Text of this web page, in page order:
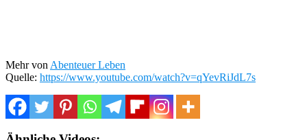
Mehr von Abenteuer Leben
Quelle: https://www.youtube.com/watch?v=qYevRiJdL7s